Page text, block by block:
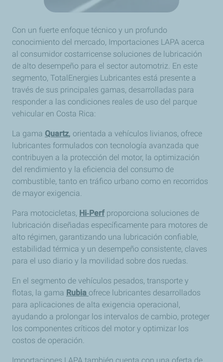
Con un fuerte enfoque técnico y un profundo
conocimiento del mercado, Importaciones LAPA acerca
al consumidor costarricense soluciones de lubricación
de alto desempeño para el sector automotriz. En este
segmento, TotalEnergies Lubricantes está presente a
través de sus principales gamas, desarrolladas para
responder a las condiciones reales de uso del parque
vehicular en Costa Rica:
La gama Quartz, orientada a vehículos livianos, ofrece
lubricantes formulados con tecnología avanzada que
contribuyen a la protección del motor, la optimización
del rendimiento y la eficiencia del consumo de
combustible, tanto en tráfico urbano como en recorridos
de mayor exigencia.
Para motocicletas, Hi‑Perfproporciona soluciones de
lubricación diseñadas específicamente para motores de
alto régimen, garantizando una lubricación confiable,
estabilidad térmica y un desempeño consistente, claves
para el uso diario y la movilidad sobre dos ruedas.
En el segmento de vehículos pesados, transporte y
flotas, la gama Rubia ofrece lubricantes desarrollados
para aplicaciones de alta exigencia operacional,
ayudando a prolongar los intervalos de cambio, proteger
los componentes críticos del motor y optimizar los
costos de operación.
Importaciones LAPA también cuenta con una oferta de